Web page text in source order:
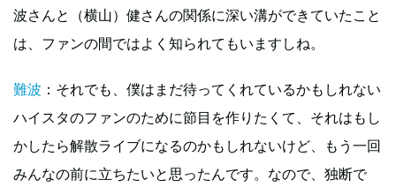
波さんと（横山）健さんの関係に深い溝ができていたこと
は、ファンの間ではよく知られてもいますしね。
難波 ：それでも、僕はまだ待ってくれているかもしれない
ハイスタのファンのために節目を作りたくて、それはもし
かしたら解散ライブになるのかもしれないけど、もう一回
みんなの前に立ちたいと思ったんです。なので、独断で